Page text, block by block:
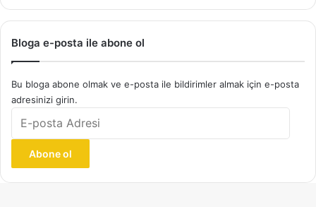
Bloga e-posta ile abone ol
Bu bloga abone olmak ve e-posta ile bildirimler almak için e-posta
adresinizi girin.
posta
Abone ol